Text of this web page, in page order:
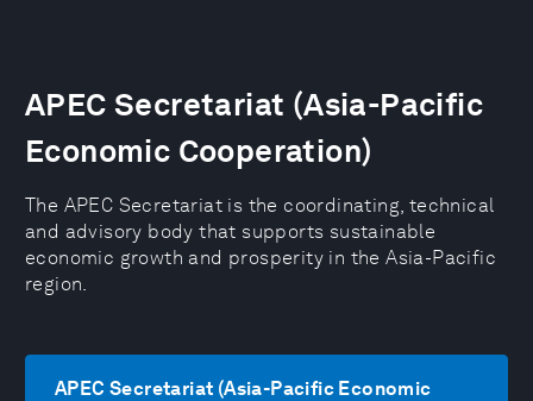
APEC Secretariat (Asia-Pacific
Economic Cooperation)
The APEC Secretariat is the coordinating, technical
and advisory body that supports sustainable
economic growth and prosperity in the Asia-Pacific
region.
APEC Secretariat (Asia-Pacific Economic